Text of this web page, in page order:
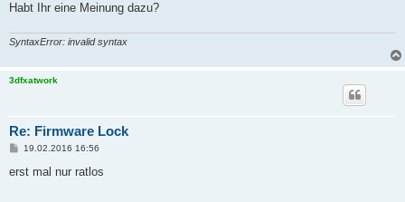
Habt Ihr eine Meinung dazu?
SyntaxError: invalid syntax
3dfxatwork
Re: Firmware Lock
B
i
19.02.2016 16:56
erst mal nur ratlos